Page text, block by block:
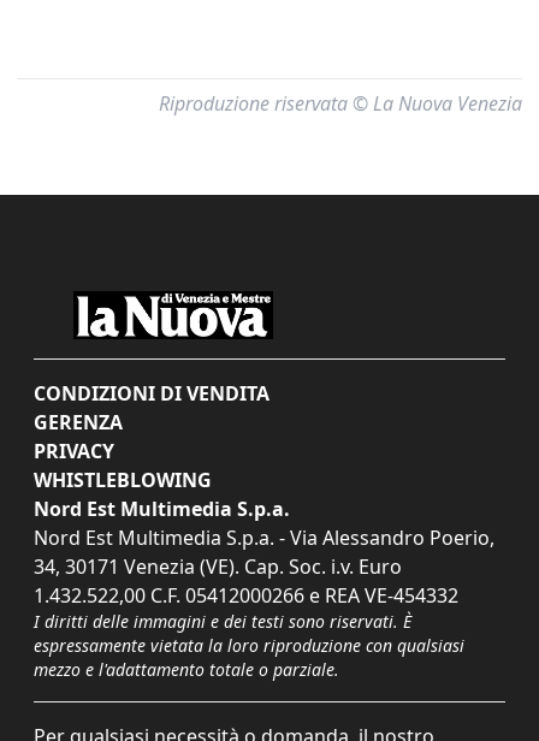
Riproduzione riservata © La Nuova Venezia
CONDIZIONI DI VENDITA
GERENZA
PRIVACY
WHISTLEBLOWING
Nord Est Multimedia S.p.a.
Nord Est Multimedia S.p.a. - Via Alessandro Poerio,
34, 30171 Venezia (VE). Cap. Soc. i.v. Euro
1.432.522,00 C.F. 05412000266 e REA VE-454332
I diritti delle immagini e dei testi sono riservati. È
espressamente vietata la loro riproduzione con qualsiasi
mezzo e l'adattamento totale o parziale.